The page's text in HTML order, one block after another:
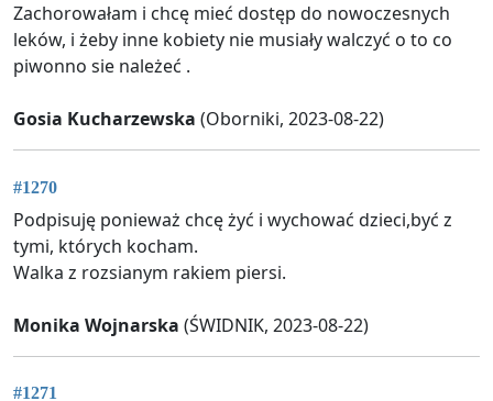
Zachorowałam i chcę mieć dostęp do nowoczesnych
leków, i żeby inne kobiety nie musiały walczyć o to co
piwonno sie należeć .
Gosia Kucharzewska (Oborniki, 2023-08-22)
#1270
Podpisuję ponieważ chcę żyć i wychować dzieci,być z
tymi, których kocham.
Walka z rozsianym rakiem piersi.
Monika Wojnarska (ŚWIDNIK, 2023-08-22)
#1271